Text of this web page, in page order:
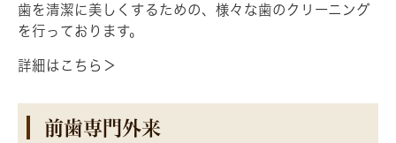
歯を清潔に美しくするための、様々な歯のクリーニング
を行っております。
詳細はこちら＞
前歯専門外来